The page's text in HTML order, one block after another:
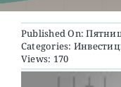
О ПРОЕКТЕ
Published On:
Categories:
Views: 170